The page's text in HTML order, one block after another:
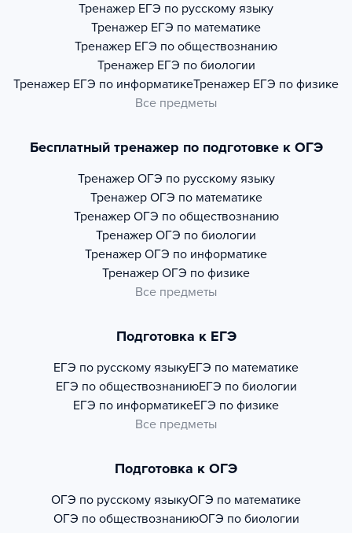
Тренажер ЕГЭ по русскому языку
Тренажер ЕГЭ по математике
Тренажер ЕГЭ по обществознанию
Тренажер ЕГЭ по биологии
Тренажер ЕГЭ по информатикеТренажер ЕГЭ по физике
Все предметы
Бесплатный тренажер по подготовке к ОГЭ
Тренажер ОГЭ по русскому языку
Тренажер ОГЭ по математике
Тренажер ОГЭ по обществознанию
Тренажер ОГЭ по биологии
Тренажер ОГЭ по информатике
Тренажер ОГЭ по физике
Все предметы
Подготовка к ЕГЭ
ЕГЭ по русскому языкуЕГЭ по математике
ЕГЭ по обществознаниюЕГЭ по биологии
ЕГЭ по информатикеЕГЭ по физике
Все предметы
Подготовка к ОГЭ
ОГЭ по русскому языкуОГЭ по математике
ОГЭ по обществознаниюОГЭ по биологии